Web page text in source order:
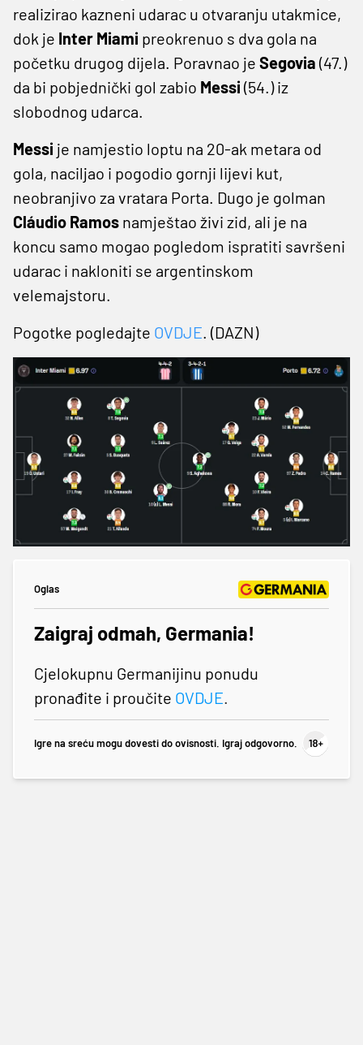
realizirao kazneni udarac u otvaranju utakmice,
dok je Inter Miami preokrenuo s dva gola na
početku drugog dijela. Poravnao je Segovia (47.)
da bi pobjednički gol zabio Messi (54.) iz
slobodnog udarca.
Messi je namjestio loptu na 20-ak metara od
gola, naciljao i pogodio gornji lijevi kut,
neobranjivo za vratara Porta. Dugo je golman
Cláudio Ramos namještao živi zid, ali je na
koncu samo mogao pogledom ispratiti savršeni
udarac i nakloniti se argentinskom
velemajstoru.
Pogotke pogledajte OVDJE . (DAZN)
Oglas
Zaigraj odmah, Germania!
Cjelokupnu Germanijinu ponudu
pronađite i proučite OVDJE
Igre na sreću mogu dovesti do ovisnosti. Igraj odgovorno.